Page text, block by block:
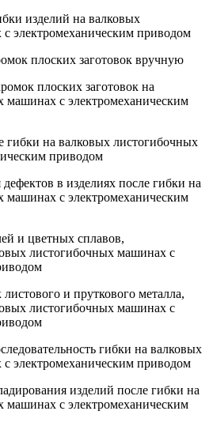
изделий на валковых
электромеханическим приводом
плоских заготовок вручную
плоских заготовок на
машинах с электромеханическим
гибки на валковых листогибочных
приводом
в изделиях после гибки на
машинах с электромеханическим
и цветных сплавов,
листогибочных машинах с
и пруткового металла,
листогибочных машинах с
гибки на валковых
электромеханическим приводом
изделий после гибки на
машинах с электромеханическим